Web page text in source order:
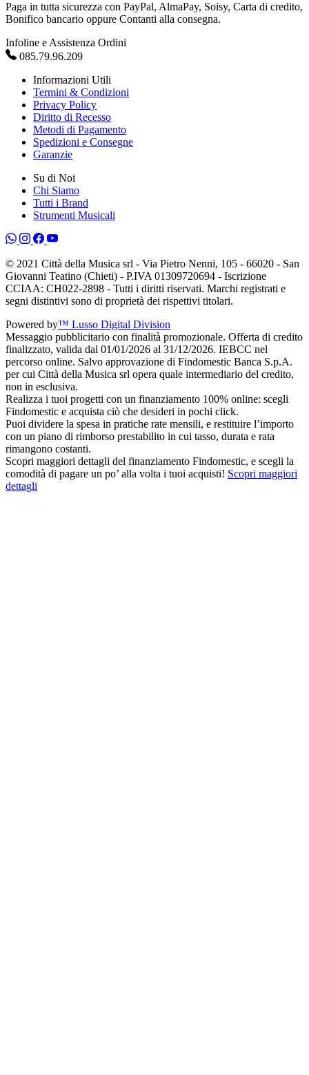
Paga in tutta sicurezza con PayPal, AlmaPay, Soisy, Carta di credito,
Bonifico bancario oppure Contanti alla consegna.
Infoline e Assistenza Ordini
085.79.96.209
Informazioni Utili
Termini & Condizioni
Privacy Policy
Diritto di Recesso
Metodi di Pagamento
Spedizioni e Consegne
Garanzie
Su di Noi
Chi Siamo
Tutti i Brand
Strumenti Musicali
© 2021 Città della Musica srl - Via Pietro Nenni, 105 - 66020 - San
Giovanni Teatino (Chieti) - P.IVA 01309720694 - Iscrizione
CCIAA: CH022-2898 - Tutti i diritti riservati. Marchi registrati e
segni distintivi sono di proprietà dei rispettivi titolari.
Powered by™ Lusso Digital Division
Messaggio pubblicitario con finalità promozionale. Offerta di credito
finalizzato, valida dal 01/01/2026 al 31/12/2026. IEBCC nel
percorso online. Salvo approvazione di Findomestic Banca S.p.A.
per cui Città della Musica srl opera quale intermediario del credito,
non in esclusiva.
Realizza i tuoi progetti con un finanziamento 100% online: scegli
Findomestic e acquista ciò che desideri in pochi click.
Puoi dividere la spesa in pratiche rate mensili, e restituire l’importo
con un piano di rimborso prestabilito in cui tasso, durata e rata
rimangono costanti.
Scopri maggiori dettagli del finanziamento Findomestic, e scegli la
comodità di pagare un po’ alla volta i tuoi acquisti! Scopri maggiori
dettagli